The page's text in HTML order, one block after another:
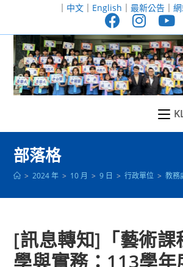
至
｜ 中文｜ English ｜ 最新公告｜
部落格
> 2024 年 > 10 月 > 9 日 > 行政單位 > 教務
[訊息轉知]「藝術課
學與實務：113學年